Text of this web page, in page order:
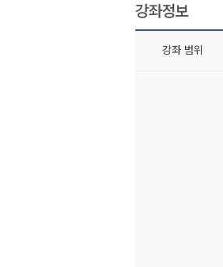
강좌정보
강좌 범위